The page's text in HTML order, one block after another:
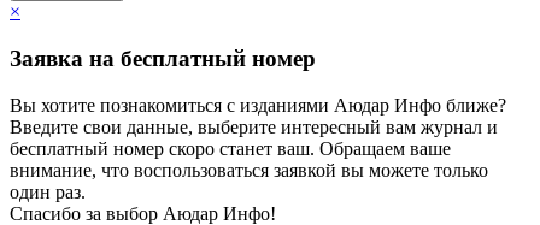
×
Заявка на бесплатный номер
Вы хотите познакомиться с изданиями Аюдар Инфо ближе?
Введите свои данные, выберите интересный вам журнал и
бесплатный номер скоро станет ваш. Обращаем ваше
внимание, что воспользоваться заявкой вы можете только
один раз.
Спасибо за выбор Аюдар Инфо!